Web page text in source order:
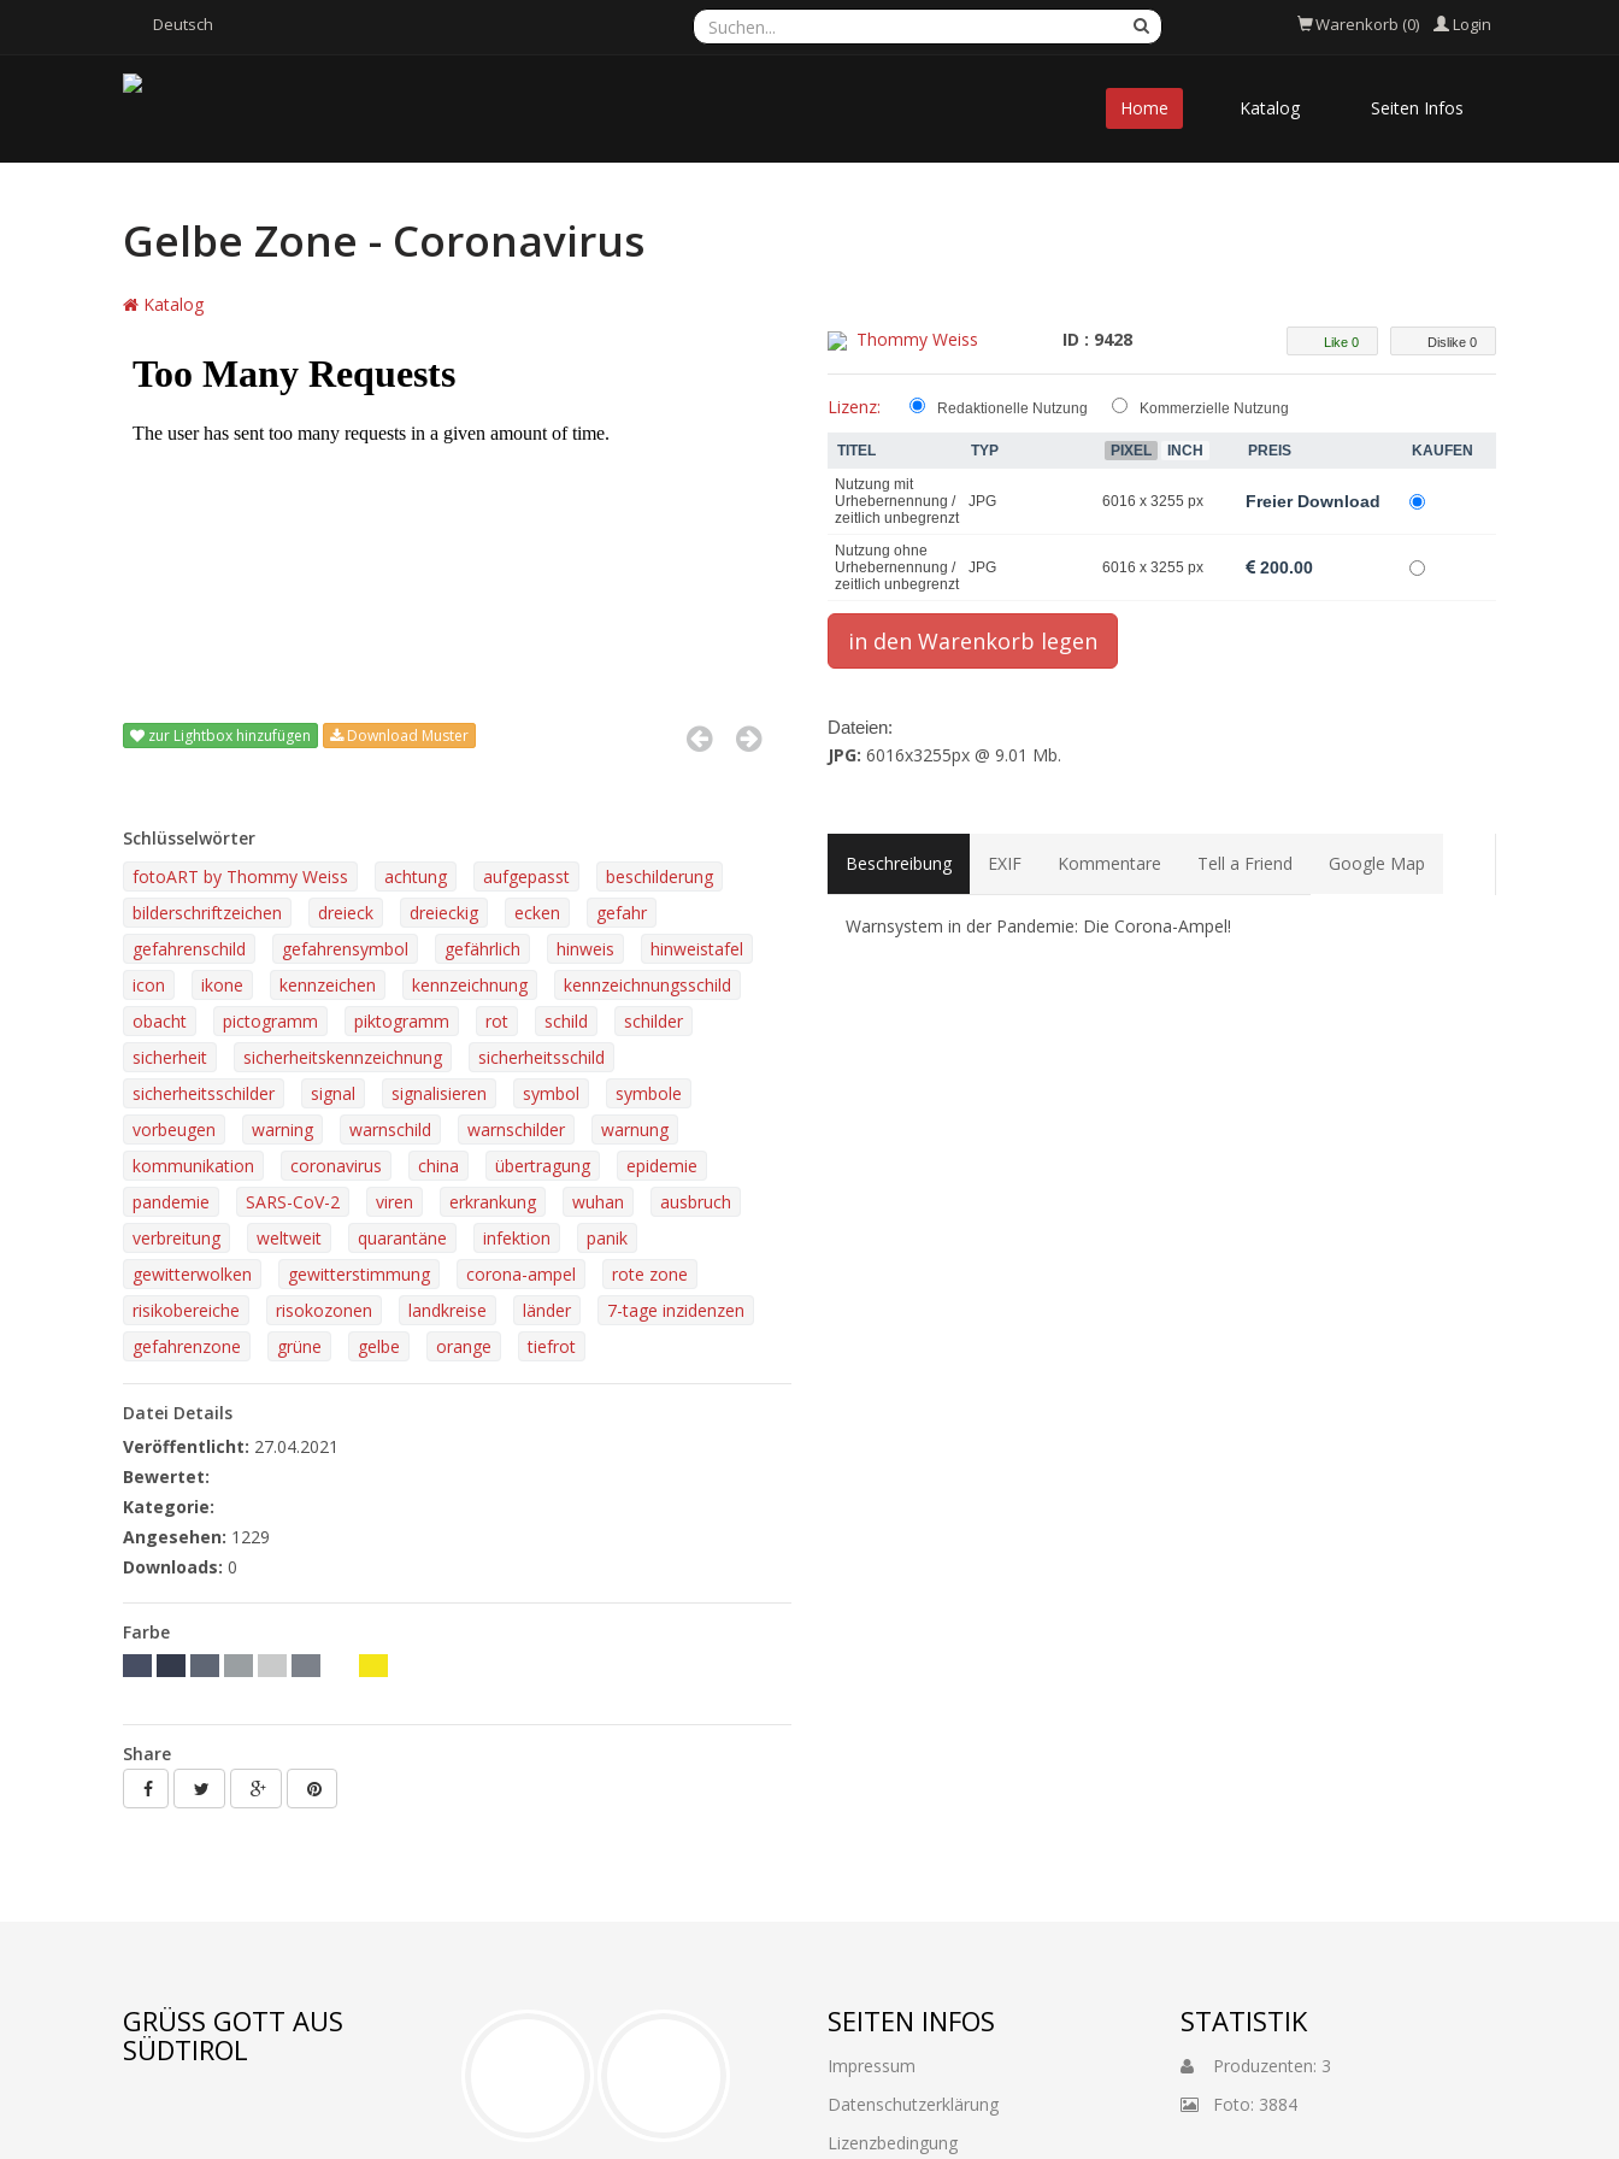
Deutsch Warenkorb (0) Login
Home Katalog Seiten Infos
Gelbe Zone - Coronavirus
Katalog
zur Lightbox hinzufügen Download Muster
Schlüsselwörter
fotoART by Thommy Weiss
achtung aufgepasst
beschilderung
bilderschriftzeichen
dreieck dreieckig ecken
gefahr
gefahrenschild
gefahrensymbol gefährlich hinweis
hinweistafel
icon
ikone kennzeichen kennzeichnung
kennzeichnungsschild
obacht
pictogramm piktogramm rot schild
schilder
sicherheit
sicherheitskennzeichnung
sicherheitsschild
sicherheitsschilder
signal signalisieren symbol
symbole
vorbeugen
warning warnschild warnschilder
warnung
kommunikation
coronavirus china übertragung
epidemie
pandemie
SARS-CoV-2 viren erkrankung wuhan
ausbruch
verbreitung
weltweit quarantäne infektion
panik
gewitterwolken
gewitterstimmung corona-ampel
rote zone
risikobereiche
risokozonen landkreise länder
7-tage inzidenzen
gefahrenzone
grüne gelbe orange tiefrot
Datei Details
Veröffentlicht: 27.04.2021
Bewertet:
Kategorie:
Angesehen: 1229
Downloads: 0
Farbe
Share
Thommy Weiss ID : 9428 Dislike 0
Like 0
Lizenz: Redaktionelle Nutzung Kommerzielle Nutzung
TITEL TYP PIXEL INCH PREIS
KAUFEN
Nutzung mit
Urhebernennung /
zeitlich unbegrenzt
JPG 6016 x 3255 px Freier Download
Nutzung ohne
Urhebernennung /
zeitlich unbegrenzt
JPG 6016 x 3255 px 200.00
Dateien:
JPG: 6016x3255px @ 9.01 Mb.
Beschreibung EXIF Kommentare Tell a Friend Google Map
Warnsystem in der Pandemie: Die Corona-Ampel!
GRÜSS GOTT AUS S
ÜDTIROL
SEITEN INFOS
Impressum
Datenschutzerklärung
Lizenzbedingung
STATISTIK
Produzenten: 3
Foto: 3884